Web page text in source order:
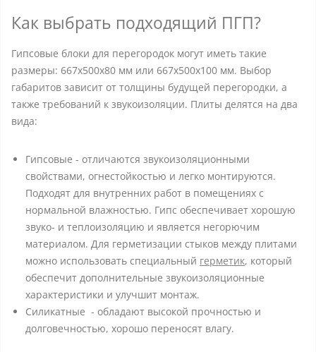
Как выбрать подходящий ПГП?
Гипсовые блоки для перегородок могут иметь такие
размеры: 667x500x80 мм или 667x500x100 мм. Выбор
габаритов зависит от толщины будущей перегородки, а
также требований к звукоизоляции. Плиты делятся на два
вида:
Гипсовые - отличаются звукоизоляционными
свойствами, огнестойкостью и легко монтируются.
Подходят для внутренних работ в помещениях с
нормальной влажностью. Гипс обеспечивает хорошую
звуко- и теплоизоляцию и является негорючим
материалом. Для герметизации стыков между плитами
можно использовать специальный герметик, который
обеспечит дополнительные звукоизоляционные
характеристики и улучшит монтаж.
Силикатные - обладают высокой прочностью и
долговечностью, хорошо переносят влагу.